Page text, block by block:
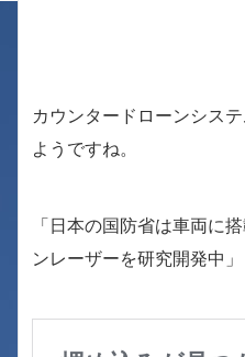
カウンタードローンシス
ようですね。
「日本の国防省は車両に
ンレーザーを研究開発中」